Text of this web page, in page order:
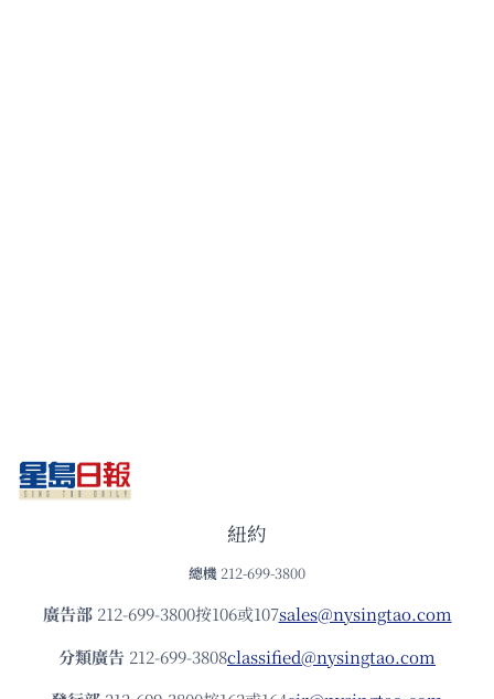
紐約
總機 212-699-3800
廣告部212-699-3800按106或107sales@nysingtao.com
分類廣告 212-699-3808classified@nysingtao.com